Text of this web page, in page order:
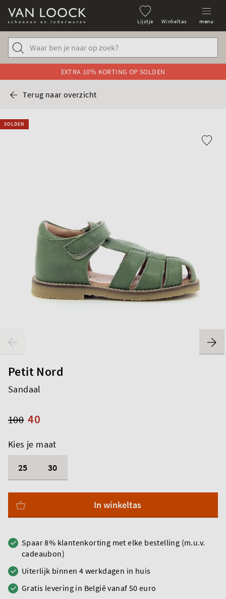
Lijstje Winkeltas menu
EXTRA 10% KORTING OP SOLDEN
Terug naar overzicht
SOLDEN
Petit Nord
Sandaal
40
100
Kies je maat
25
30
In winkeltas
Spaar 8% klantenkorting met elke bestelling (m.u.v.
cadeaubon)
Uiterlijk binnen 4 werkdagen in huis
Gratis levering in België vanaf 50 euro